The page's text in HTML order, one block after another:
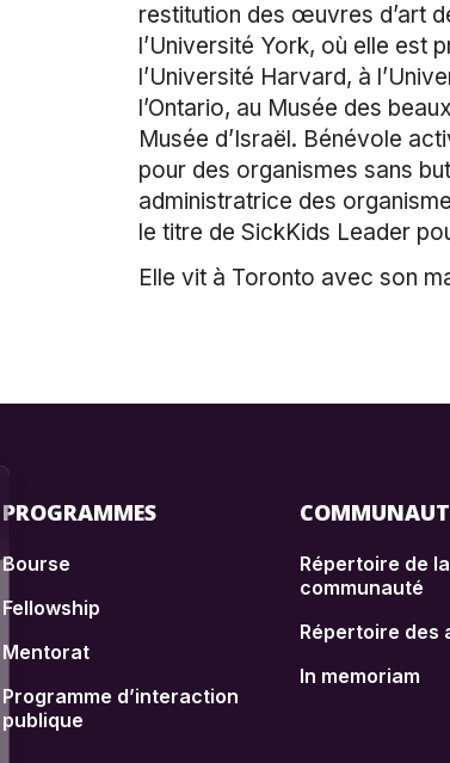
restitution des œuvres d’art
l’Université York, où elle est
l’Université Harvard, à
l’Ontario, au Musée des
Musée d’Israël. Bénévole
pour des organismes sans
administratrice des
le titre de SickKids Leader
Elle vit à Toronto avec son
PROGRAMMES
Bourse
Fellowship
Mentorat
Programme d’interaction
publique
Répertoire de la
communauté
Répertoire des
In memoriam